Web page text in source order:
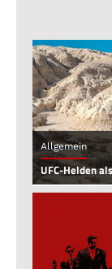
Allgemein
UFC-Helden